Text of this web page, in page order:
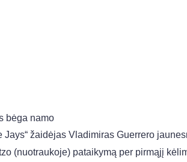
Jays“ žaidėjas Vladimiras Guerrero
(nuotraukoje) pataikymą per pirmąjį